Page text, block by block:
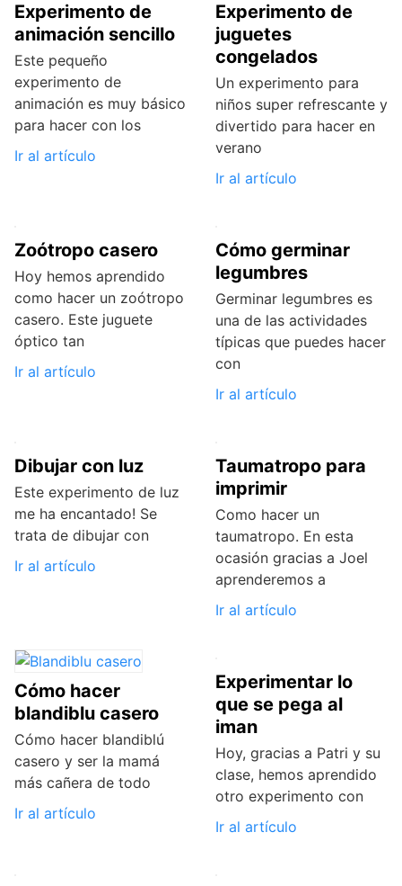
Experimento de
animación sencillo
Este pequeño
experimento de
animación es muy básico
para hacer con los
Ir al artículo
Experimento de
juguetes
congelados
Un experimento para
niños super refrescante y
divertido para hacer en
verano
Ir al artículo
Zoótropo casero
Hoy hemos aprendido
como hacer un zoótropo
casero. Este juguete
óptico tan
Ir al artículo
Cómo germinar
legumbres
Germinar legumbres es
una de las actividades
típicas que puedes hacer
con
Ir al artículo
Dibujar con luz
Este experimento de luz
me ha encantado! Se
trata de dibujar con
Ir al artículo
Taumatropo para
imprimir
Como hacer un
taumatropo. En esta
ocasión gracias a Joel
aprenderemos a
Ir al artículo
Cómo hacer
blandiblu casero
Cómo hacer blandiblú
casero y ser la mamá
más cañera de todo
Ir al artículo
Experimentar lo
que se pega al
iman
Hoy, gracias a Patri y su
clase, hemos aprendido
otro experimento con
Ir al artículo